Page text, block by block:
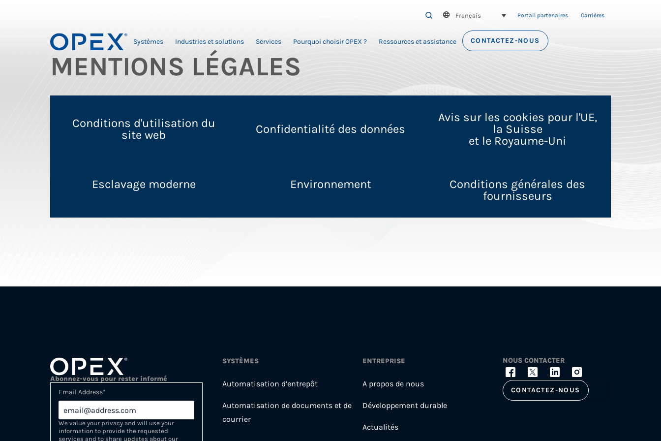
SEARCH
Français Portail partenaires Carrières
Systèmes Industries et solutions Services Pourquoi choisir OPEX ? Ressources et assistance CONTACTEZ-NOUS
MENTIONS LÉGALES
Conditions d'utilisation du
site web
Confidentialité des données
Avis sur les cookies pour l'UE,
la Suisse
et le Royaume-Uni
Esclavage moderne Environnement
Conditions générales des
fournisseurs
Abonnez-vous pour rester informé
Email Address*
We value your privacy and will use your
information to provide the requested
services and to share updates about our
SYSTÈMES
Automatisation d’entrepôt
Automatisation de documents et de
courrier
ENTREPRISE
A propos de nous
Développement durable
Actualités
NOUS CONTACTER
CONTACTEZ-NOUS